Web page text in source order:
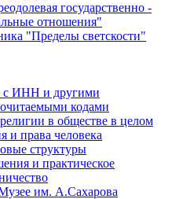
государственно -
отношения"
"Пределы светскости"
с ИНН и другими
кодами
в обществе в целом
и права человека
структуры
и практическое
им. А.Сахарова